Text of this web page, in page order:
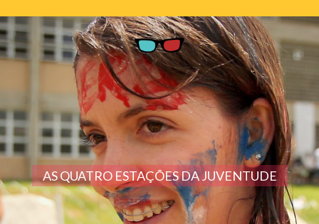
AS QUATRO ESTAÇÕES DA JUVENTUDE